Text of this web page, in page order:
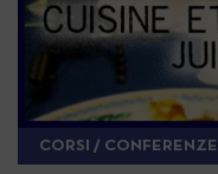
CORSI / CONFERENZE